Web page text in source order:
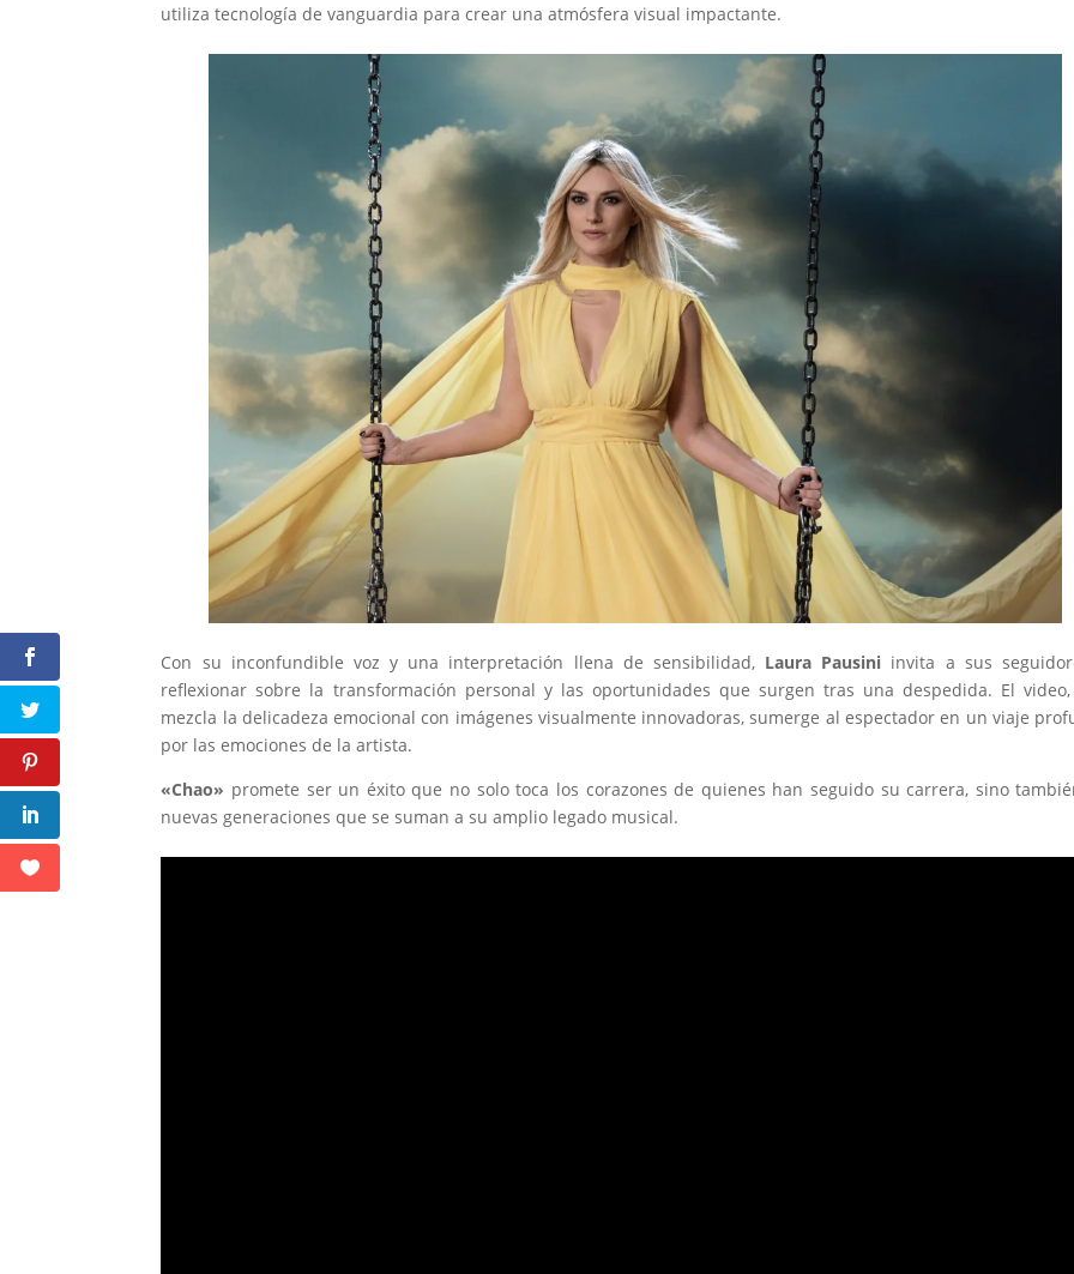
utiliza tecnología de vanguardia para crear una atmósfera visual impactante.
Con su inconfundible voz y una interpretación llena de sensibilidad, Laura Pausini invita a sus
reflexionar sobre la transformación personal y las oportunidades que surgen tras una despedida. El
mezcla la delicadeza emocional con imágenes visualmente innovadoras, sumerge al espectador en un viaje
por las emociones de la artista.
«Chao» promete ser un éxito que no solo toca los corazones de quienes han seguido su carrera, sino
nuevas generaciones que se suman a su amplio legado musical.